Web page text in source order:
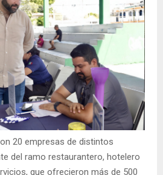
20 empresas de distintos
del ramo restaurantero, hotelero
que ofrecieron más de 500